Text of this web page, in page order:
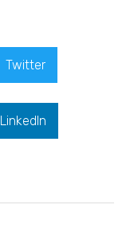
Twitter
LinkedIn